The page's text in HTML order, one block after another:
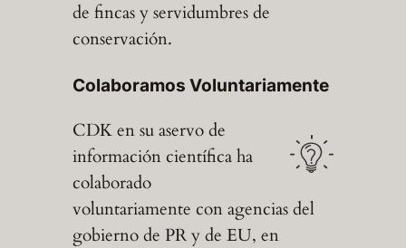
de fincas y servidumbres de
conservación.
Colaboramos Voluntariamente
CDK en su aservo de
información científica ha
colaborado
voluntariamente con agencias del
gobierno de PR y de EU, en